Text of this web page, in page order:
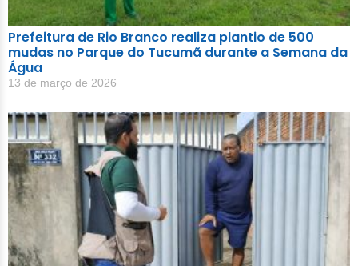
Prefeitura de Rio Branco realiza plantio de 500
mudas no Parque do Tucumã durante a Semana da
Água
13 de março de 2026